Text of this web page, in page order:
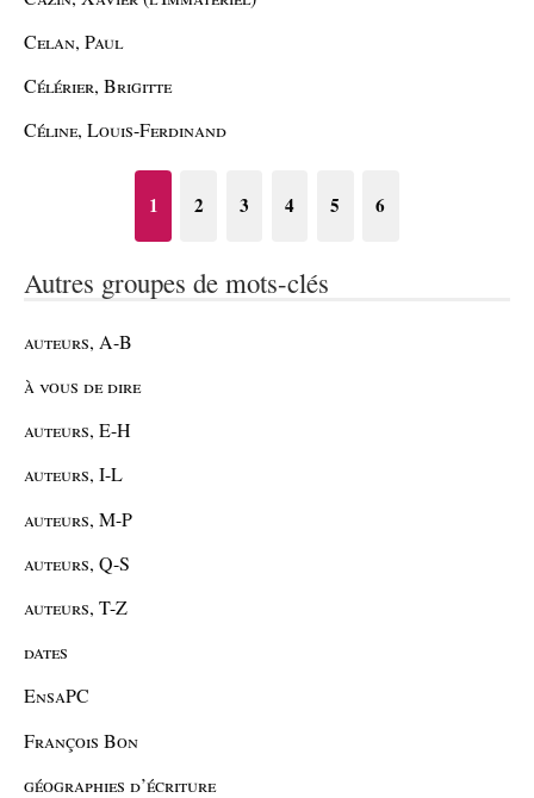
Celan, Paul
Célérier, Brigitte
Céline, Louis-Ferdinand
1 2 3 4 5 6
Autres groupes de mots-clés
auteurs, A-B
à vous de dire
auteurs, E-H
auteurs, I-L
auteurs, M-P
auteurs, Q-S
auteurs, T-Z
dates
EnsaPC
François Bon
géographies d’écriture